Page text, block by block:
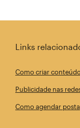
Links
Como criar
Publicidade nas
Como agendar